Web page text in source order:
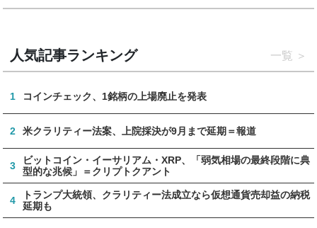
人気記事ランキング 一覧
1 コインチェック、1銘柄の上場廃止を発表
2 米クラリティー法案、上院採決が9月まで延期＝報道
3
ビットコイン・イーサリアム・XRP、「弱気相場の最終段階に典
型的な兆候」＝クリプトクアント
4
トランプ大統領、クラリティー法成立なら仮想通貨売却益の納税
延期も